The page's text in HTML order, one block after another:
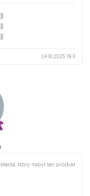
między nowościami a
u fanów
rozgrywkę o
wciąż
i odkrywanie
klimatem i
jest naprawdę
i pozwala
sprawiło, że
szczególnie tym,
w świat
24.10.2025 19:11
klienta, który nabył ten produkt